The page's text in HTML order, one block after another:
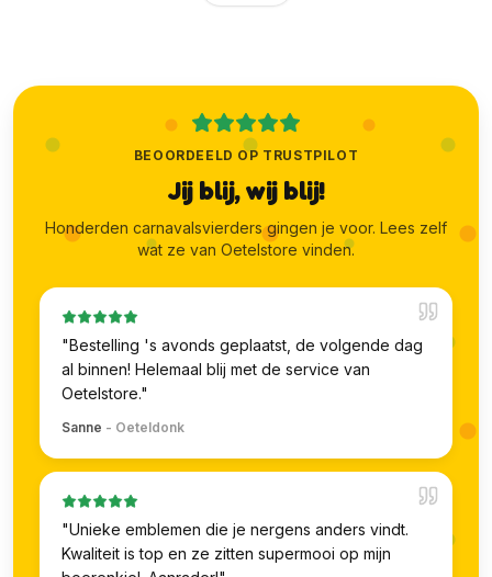
BEOORDEELD OP TRUSTPILOT
Jij blij, wij blij!
Honderden carnavalsvierders gingen je voor. Lees zelf
wat ze van Oetelstore vinden.
"Bestelling 's avonds geplaatst, de volgende dag
al binnen! Helemaal blij met de service van
Oetelstore."
Sanne - Oeteldonk
"Unieke emblemen die je nergens anders vindt.
Kwaliteit is top en ze zitten supermooi op mijn